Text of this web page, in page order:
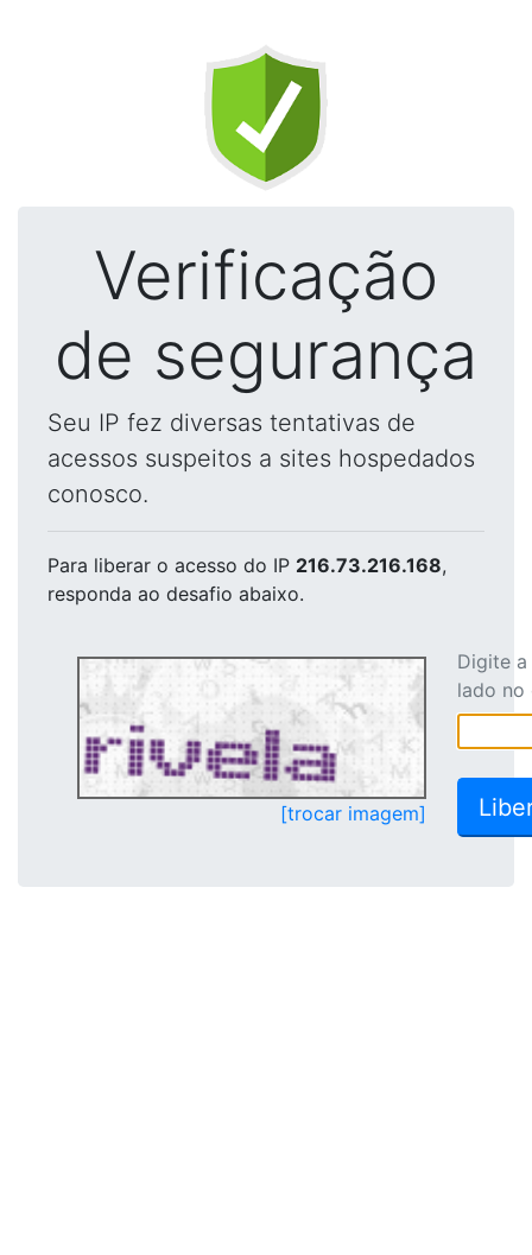
Verificação
de segurança
Seu IP fez diversas tentativas de
acessos suspeitos a sites hospedados
conosco.
Para liberar o acesso do IP 216.73.216.168,
responda ao desafio abaixo.
[trocar imagem]
Digite
lado no